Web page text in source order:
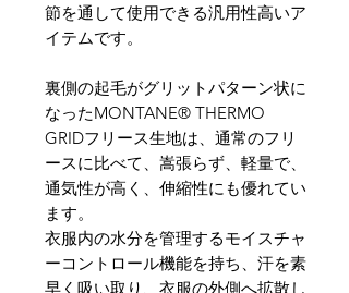
節を通して使用できる汎用性高いア
イテムです。
裏側の起毛がグリットパターン状に
なったMONTANE® THERMO
GRIDフリース生地は、通常のフリ
ースに比べて、嵩張らず、軽量で、
通気性が高く、伸縮性にも優れてい
ます。
衣服内の水分を管理するモイスチャ
ーコントロール機能を持ち、汗を素
早く吸い取り、衣服の外側へ拡散し